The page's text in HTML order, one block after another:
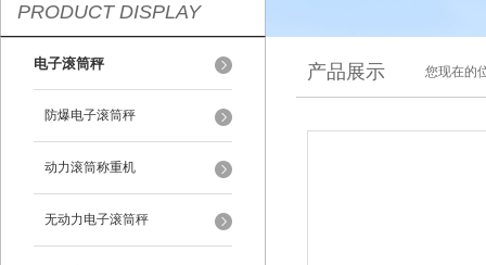
PRODUCT DISPLAY
电子滚筒秤
防爆电子滚筒秤
动力滚筒称重机
无动力电子滚筒秤
产品展示 您现在的